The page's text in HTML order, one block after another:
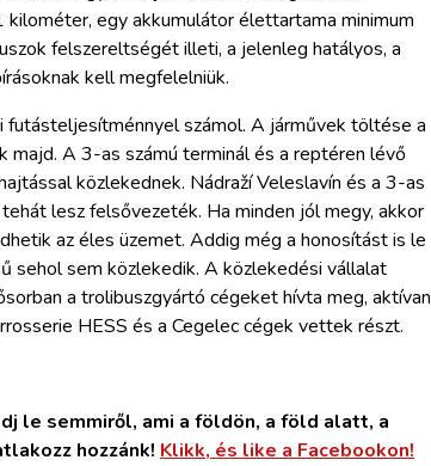
egy akkumulátor élettartama minimum
felszereltségét illeti, a jelenleg hatályos, a
kell megfelelniük.
számol. A járművek töltése a
A 3-as számú terminál és a reptéren lévő
közlekednek. Nádraží Veleslavín és a 3-as
lesz felsővezeték. Ha minden jól megy, akkor
az éles üzemet. Addig még a honosítást is le
sehol sem közlekedik. A közlekedési vállalat
a trolibuszgyártó cégeket hívta meg, aktívan
HESS és a Cegelec cégek vettek részt.
le semmiről, ami a földön, a föld alatt, a
hozzánk! Klikk, és like a Facebookon!